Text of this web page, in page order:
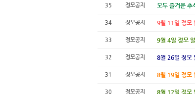
35 정모공지 모두 즐거운 추
34 정모공지 9월 11일 정모
33 정모공지 9월 4일 정모
32 정모공지 8월 26일 정모
31 정모공지 8월 19일 정모
30 정모공지 8월 12일 정모